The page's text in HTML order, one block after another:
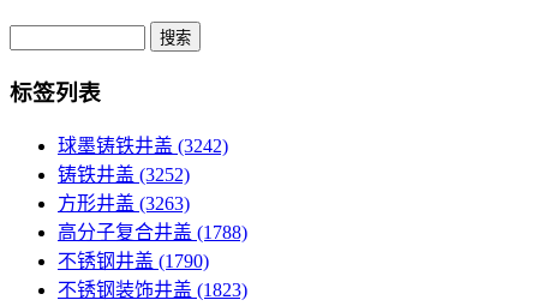
Search
标签列表
球墨铸铁井盖 (3242)
铸铁井盖 (3252)
方形井盖 (3263)
高分子复合井盖 (1788)
不锈钢井盖 (1790)
不锈钢装饰井盖 (1823)